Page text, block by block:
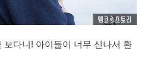
보다니! 아이들이 너무 신나서 환